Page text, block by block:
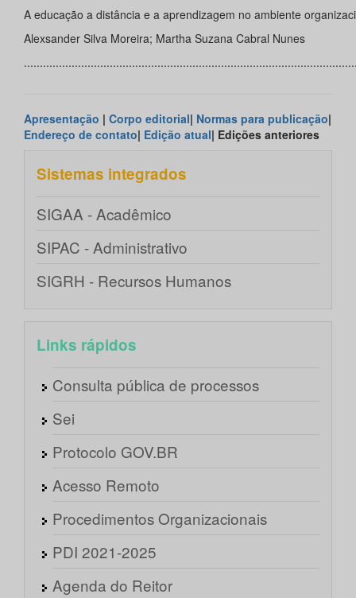
A educação a distância e a aprendizagem no ambiente
Alexsander Silva Moreira; Martha Suzana Cabral Nunes
Apresentação | Corpo editorial| Normas para publicação|
Endereço de contato| Edição atual| Edições anteriores
Sistemas integrados
SIGAA - Acadêmico
SIPAC - Administrativo
SIGRH - Recursos Humanos
Links rápidos
Consulta pública de processos
Sei
Protocolo GOV.BR
Acesso Remoto
Procedimentos Organizacionais
PDI 2021-2025
Agenda do Reitor